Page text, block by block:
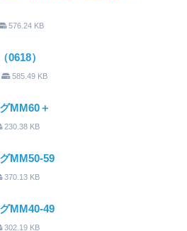
576.24 KB
0618）
585.49 KB
MM60＋
230.38 KB
MM50-59
370.13 KB
MM40-49
302.19 KB